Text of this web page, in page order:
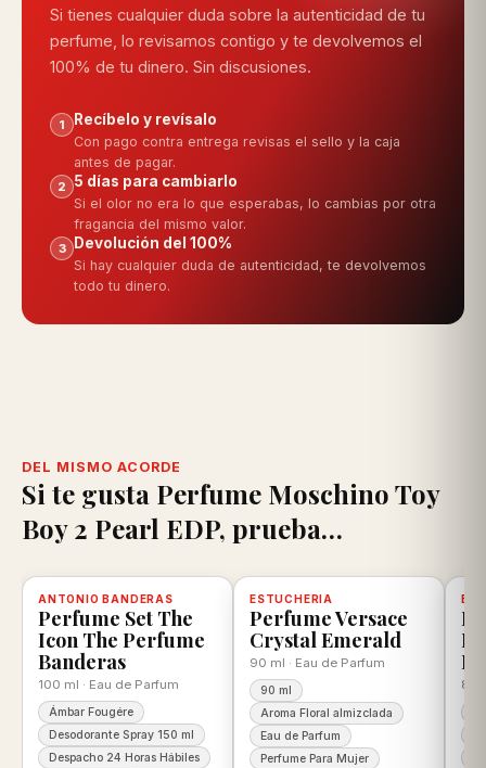
Si tienes cualquier duda sobre la autenticidad de tu
perfume, lo revisamos contigo y te devolvemos el
100% de tu dinero. Sin discusiones.
1 Recíbelo y revísalo
Con pago contra entrega revisas el sello y la caja
antes de pagar.
2 5 días para cambiarlo
Si el olor no era lo que esperabas, lo cambias por otra
fragancia del mismo valor.
3 Devolución del 100%
Si hay cualquier duda de autenticidad, te devolvemos
todo tu dinero.
DEL MISMO ACORDE
Si te gusta Perfume Moschino Toy
Boy 2 Pearl EDP, prueba…
Disponible, con descuentoDisponible, con descuento
-20% 100% ORIGINAL
ANTONIO BANDERAS
Perfume Set The
Icon The Perfume
Banderas
100 ml · Eau de Parfum
Ámbar Fougére
Desodorante Spray 150 ml
Despacho 24 Horas Hábiles
-12%
ESTUCHERIA
Perfume Versace
Crystal Emerald
90 ml · Eau de Parfum
90 ml
Aroma Floral almizclada
Eau de Parfum
Perfume Para Mujer
80